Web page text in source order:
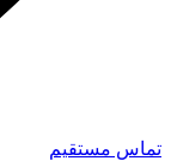
تماس مستقیم